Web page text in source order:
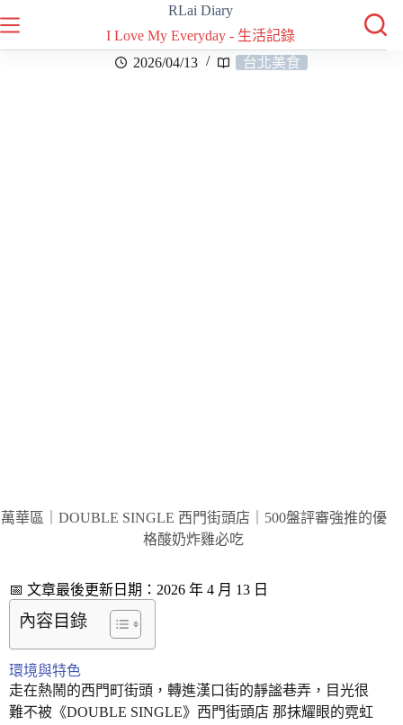
RLai Diary
I Love My Everyday - 生活記錄
2026/04/13
台北美食
萬華區｜DOUBLE SINGLE 西門街頭店｜500盤評審強推的優
格酸奶炸雞必吃
📅 文章最後更新日期：2026 年 4 月 13 日
內容目錄
環境與特色
走在熱鬧的西門町街頭，轉進漢口街的靜謐巷弄，目光很
難不被《DOUBLE SINGLE》西門街頭店 那抹耀眼的霓虹